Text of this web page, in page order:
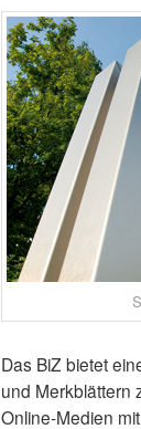
Das BiZ bietet
und Merkblättern
Online-Medien